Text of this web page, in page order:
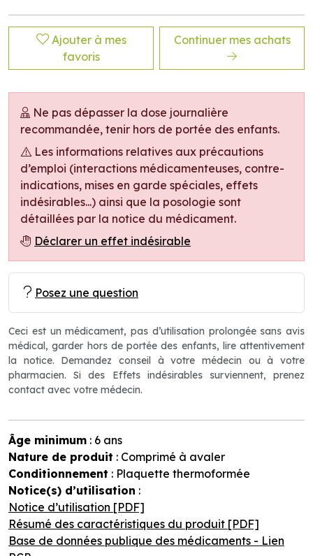
Ajouter à mes
favoris
Continuer mes achats
Ne pas dépasser la dose journalière
recommandée, tenir hors de portée des enfants.
Les informations relatives aux précautions
d’emploi (interactions médicamenteuses, contre-
indications, mises en garde spéciales, effets
indésirables...) ainsi que la posologie sont
détaillées par la notice du médicament.
Déclarer un effet indésirable
Posez une question
Ceci est un médicament, pas d’utilisation prolongée sans avis
médical, garder hors de portée des enfants, lire attentivement
la notice. Demandez conseil à votre médecin ou à votre
pharmacien. Si des Effets indésirables surviennent, prenez
contact avec votre médecin.
Âge minimum : 6 ans
Nature de produit : Comprimé à avaler
Conditionnement : Plaquette thermoformée
Notice(s) d’utilisation :
Notice d’utilisation [PDF]
Résumé des caractéristiques du produit [PDF]
Base de données publique des médicaments - Lien